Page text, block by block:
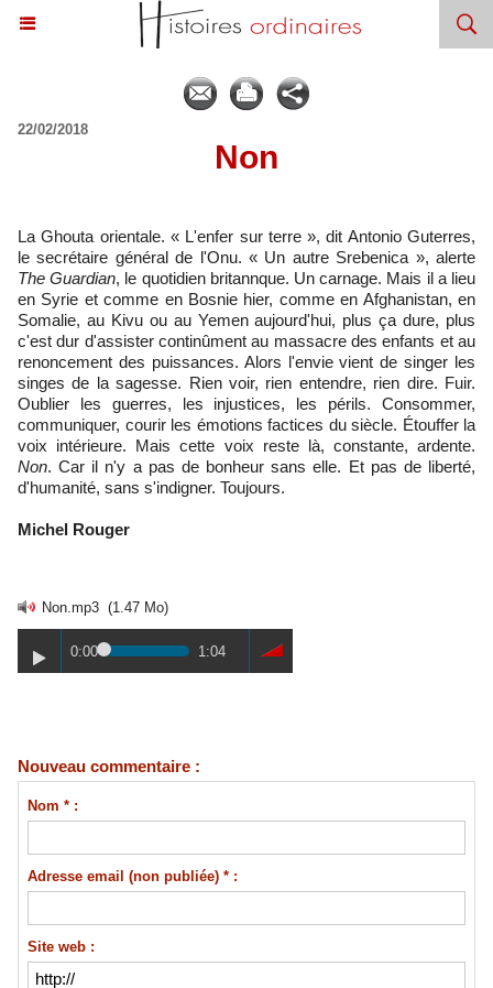
22/02/2018
​Non
La Ghouta orientale. « L'enfer sur terre », dit Antonio Guterres,
le secrétaire général de l'Onu. « Un autre Srebenica », alerte
The Guardian, le quotidien britannque. Un carnage. Mais il a lieu
en Syrie et comme en Bosnie hier, comme en Afghanistan, en
Somalie, au Kivu ou au Yemen aujourd'hui, plus ça dure, plus
c'est dur d'assister continûment au massacre des enfants et au
renoncement des puissances. Alors l'envie vient de singer les
singes de la sagesse. Rien voir, rien entendre, rien dire. Fuir.
Oublier les guerres, les injustices, les périls. Consommer,
communiquer, courir les émotions factices du siècle. Étouffer la
voix intérieure. Mais cette voix reste là, constante, ardente.
Non. Car il n'y a pas de bonheur sans elle. Et pas de liberté,
d'humanité, sans s'indigner. Toujours.
Michel Rouger
Non.mp3 (1.47 Mo)
0:00 1:04
Nouveau commentaire :
Nom * :
Adresse email (non publiée) * :
Site web :